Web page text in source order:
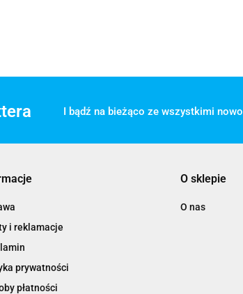
I bądź na bieżąco ze wszystkimi
i reklamacje
prywatności
płatności
O sklepie
O nas